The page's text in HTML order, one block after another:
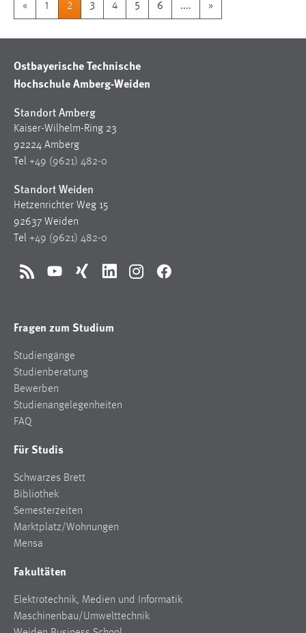
« 1 2 3 4 5 6 .... »
Ostbayerische Technische
Hochschule Amberg-Weiden
Standort Amberg
Kaiser-Wilhelm-Ring 23
92224 Amberg
Tel +49 (9621) 482-0
Standort Weiden
Hetzenrichter Weg 15
92637 Weiden
Tel +49 (9621) 482-0
RSS YouTubeXing LinkedInInstagramFacebook
Fragen zum Studium
Studiengänge
Studienberatung
Bewerben
Studienangelegenheiten
FAQ
Für Studis
Schwarzes Brett
Bibliothek
Semesterzeiten
Marktplatz/Wohnungen
Mensa
Fakultäten
Elektrotechnik, Medien und Informatik
Maschinenbau/Umwelttechnik